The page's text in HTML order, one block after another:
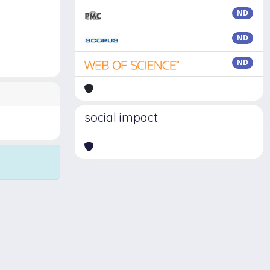
ND
ND
ND
social impact